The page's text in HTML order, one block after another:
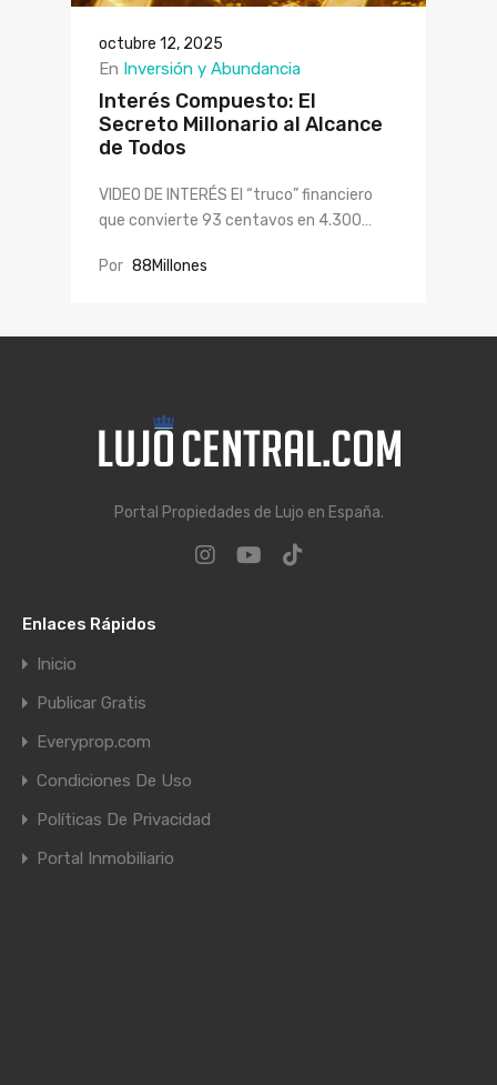
octubre 12, 2025
En Inversión y Abundancia
Interés Compuesto: El
Secreto Millonario al Alcance
de Todos
VIDEO DE INTERÉS El “truco” financiero
que convierte 93 centavos en 4.300…
Por 88Millones
Portal Propiedades de Lujo en España.
Enlaces Rápidos
Inicio
Publicar Gratis
Everyprop.com
Condiciones De Uso
Políticas De Privacidad
Portal Inmobiliario